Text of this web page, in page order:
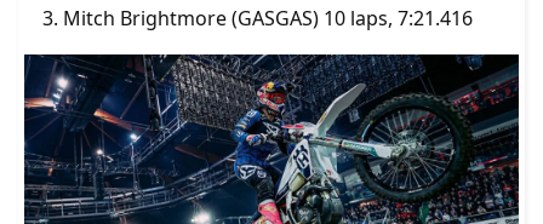
Mitch Brightmore (GASGAS) 10 laps, 7:21.416